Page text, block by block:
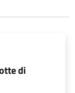
di